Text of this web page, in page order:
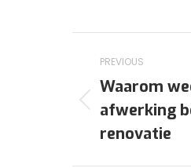
PREVIOUS
Previous
post:
Waarom
afwerking
renovatie